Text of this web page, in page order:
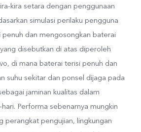
kira setara dengan penggunaan
simulasi perilaku pengguna
penuh dan mengosongkan baterai
disebutkan di atas diperoleh
di mana baterai terisi penuh dan
suhu sekitar dan ponsel dijaga pada
jaminan kualitas dalam
Performa sebenarnya mungkin
perangkat pengujian, lingkungan